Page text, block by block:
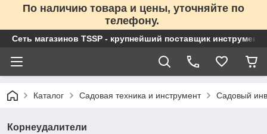
По наличию товара и цены, уточняйте по
телефону.
Сеть магазинов TSSP - крупнейший поставщик
Каталог Садовая техника и инструмент Садовый
Корнеудалители